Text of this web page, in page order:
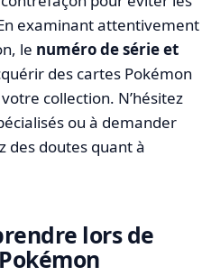
examinant attentivement
le numéro de série et
des cartes Pokémon
collection. N’hésitez
ou à demander
des doutes quant à
lors de